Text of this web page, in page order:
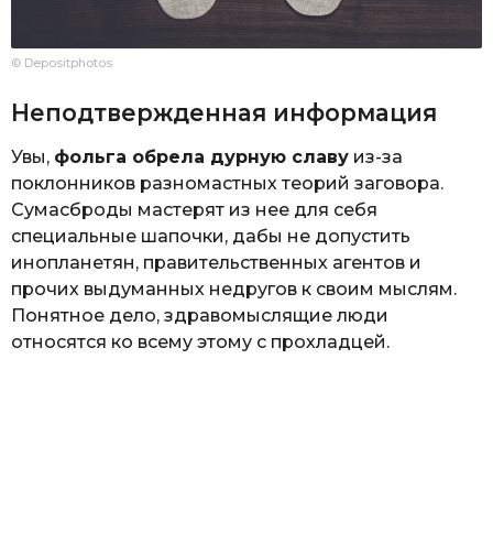
© Depositphotos
Неподтвержденная информация
Увы, фольга обрела дурную славу из-за
поклонников разномастных теорий заговора.
Сумасброды мастерят из нее для себя
специальные шапочки, дабы не допустить
инопланетян, правительственных агентов и
прочих выдуманных недругов к своим мыслям.
Понятное дело, здравомыслящие люди
относятся ко всему этому с прохладцей.